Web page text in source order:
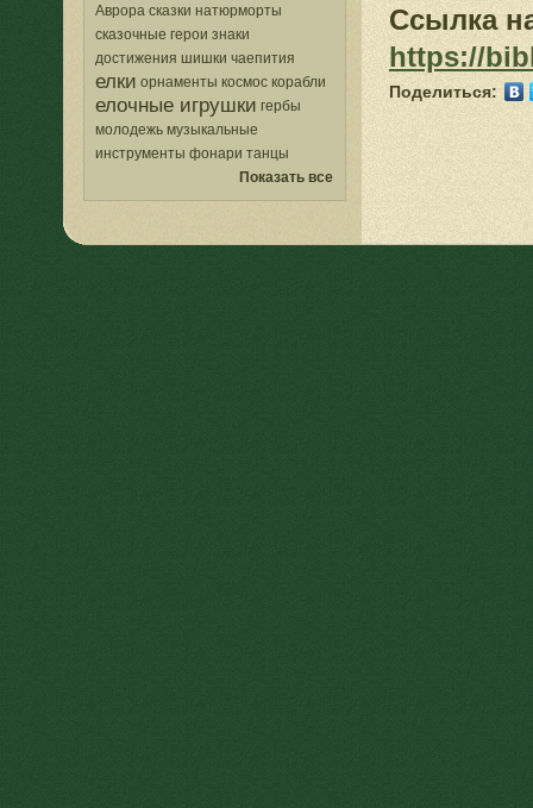
Аврора сказки натюрморты
сказочные герои знаки
достижения шишки чаепития
елки орнаменты космос корабли
елочные игрушки гербы
молодежь музыкальные
инструменты фонари танцы
Показать все
Ссылка
https://
Поделиться: